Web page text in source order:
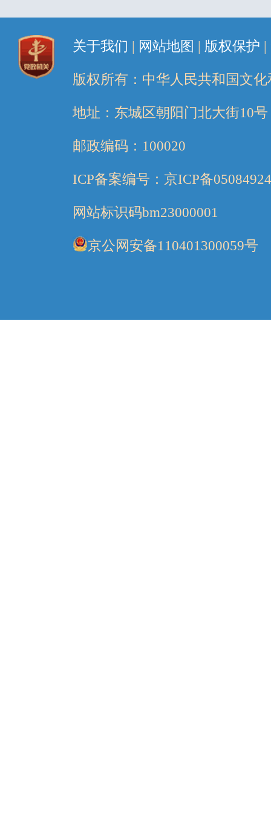
关于我们 | 网站地图 | 版权保护 |
版权所有：中华人民共和国文
地址：东城区朝阳门北大街10号
邮政编码：100020
ICP备案编号：京ICP备
网站标识码bm23000001
京公网安备110401300059号